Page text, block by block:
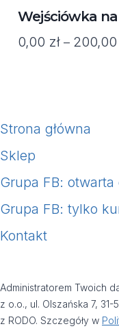
Wejściówka
0,00 zł – 200,00
Strona główna
Sklep
Grupa FB:
Grupa FB: tylko
Kontakt
Administratorem Twoich
z o.o., ul. Olszańska 7,
z RODO. Szczegóły w